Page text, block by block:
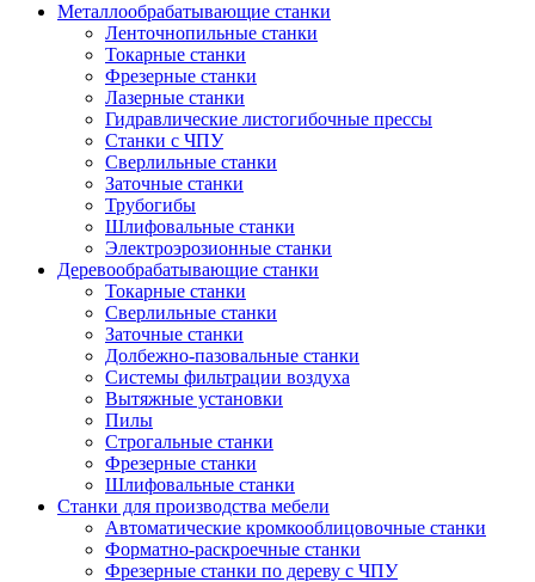
Металлообрабатывающие станки
Ленточнопильные станки
Токарные станки
Фрезерные станки
Лазерные станки
Гидравлические листогибочные прессы
Станки с ЧПУ
Сверлильные станки
Заточные станки
Трубогибы
Шлифовальные станки
Электроэрозионные станки
Деревообрабатывающие станки
Токарные станки
Сверлильные станки
Заточные станки
Долбежно-пазовальные станки
Системы фильтрации воздуха
Вытяжные установки
Пилы
Строгальные станки
Фрезерные станки
Шлифовальные станки
Станки для производства мебели
Автоматические кромкооблицовочные станки
Форматно-раскроечные станки
Фрезерные станки по дереву с ЧПУ